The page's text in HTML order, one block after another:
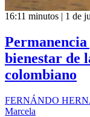
16:11 minutos | 1 de
bienestar de
colombiano
FERNÁNDO
Marcela